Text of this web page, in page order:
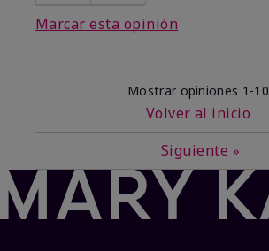
Marcar esta opinión
Mostrar opiniones 1-10
Volver al inicio
Siguiente »